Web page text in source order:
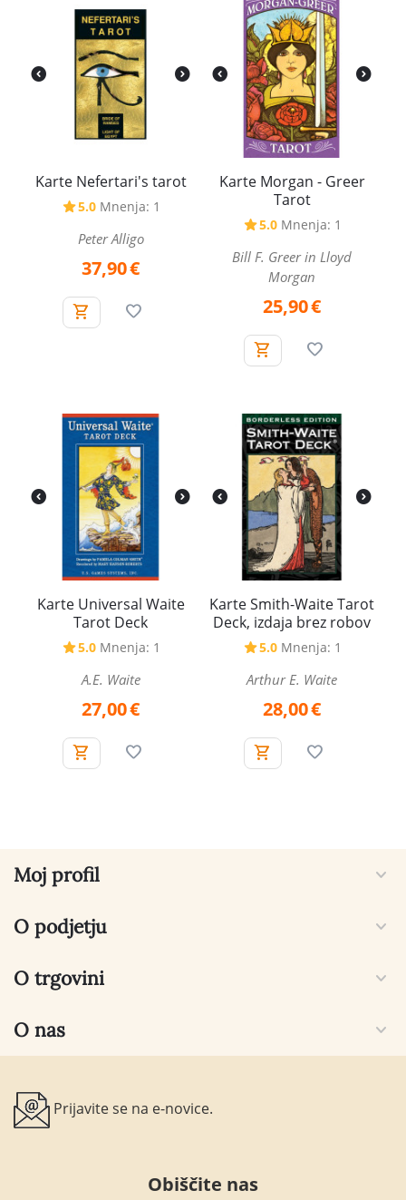
Karte Nefertari's tarot
5.0 Mnenja: 1
Peter Alligo
37,90€
Karte Morgan - Greer
Tarot
5.0 Mnenja: 1
Bill F. Greer in Lloyd
Morgan
25,90€
Karte Universal Waite
Tarot Deck
5.0 Mnenja: 1
A.E. Waite
27,00€
Karte Smith-Waite Tarot
Deck, izdaja brez robov
5.0 Mnenja: 1
Arthur E. Waite
28,00€
Moj profil
O podjetju
O trgovini
O nas
Prijavite se na e-novice.
Obiščite nas